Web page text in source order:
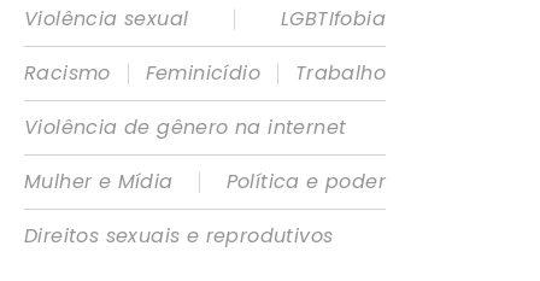
Violência sexual
|
LGBTIfobia
Racismo
| Feminicídio |
Trabalho
Violência de gênero na internet
Mulher e Mídia
|
Política e poder
Direitos sexuais e reprodutivos